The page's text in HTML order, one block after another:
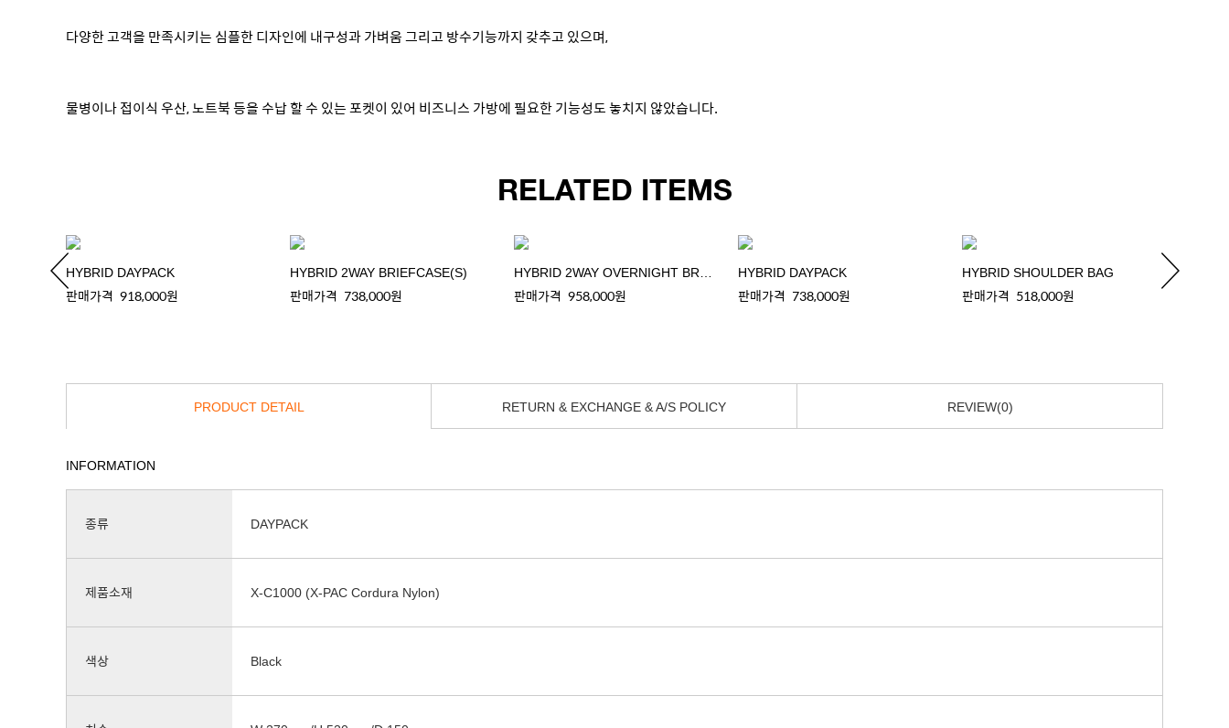
다양한 고객을 만족시키는 심플한 디자인에 내구성과 가벼움 그리고 방수기능까지 갖추고 있으며,
물병이나 접이식 우산, 노트북 등을 수납 할 수 있는 포켓이 있어 비즈니스 가방에 필요한 기능성도 놓치지 않았습니다.
RELATED ITEMS
HYBRID DAYPACK
판매가격 918,000원
HYBRID 2WAY BRIEFCASE(S)
판매가격 738,000원 판매가격 958,000원
HYBRID DAYPACK
판매가격 738,000원
HYBRID SHOULDER BAG
판매가격 518,000원
PRODUCT DETAIL RETURN & EXCHANGE & A/S POLICY REVIEW(0)
INFORMATION
종류 DAYPACK
제품소재 X-C1000 (X-PAC Cordura Nylon)
색상 Black